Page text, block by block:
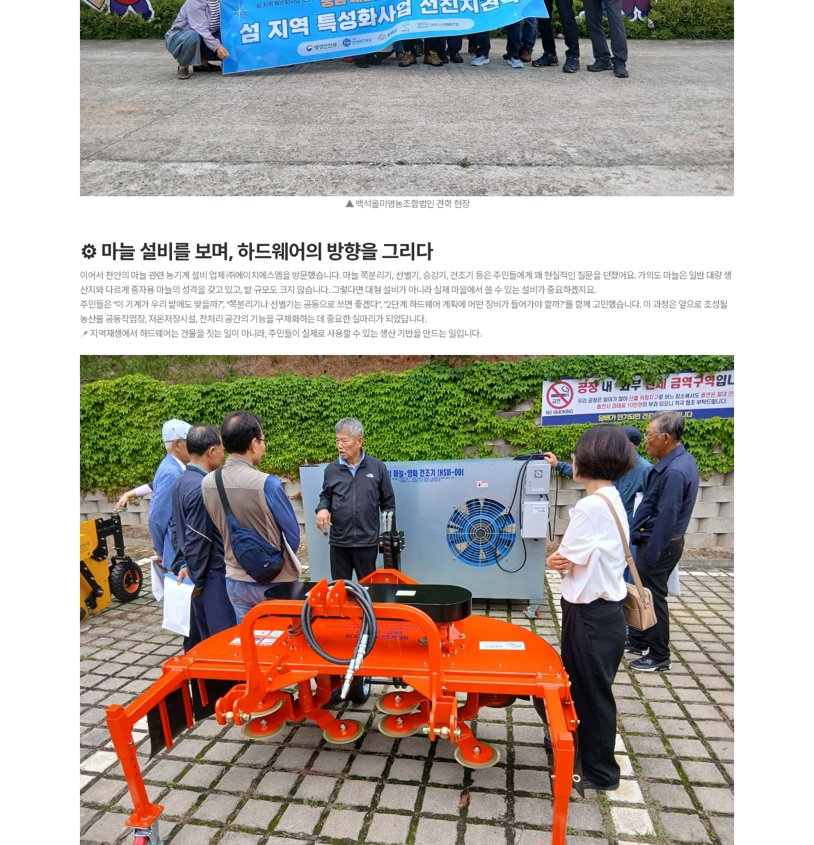
▲ 백석올미영농조합법인 견학 현장
⚙️ 마늘 설비를 보며, 하드웨어의 방향을 그리다
이어서 천안의 마늘 관련 농기계 설비 업체 ㈜에이치에스엠을 방문했습니다. 마늘 쪽분리기, 선별기, 승강기, 건조기 등은 주민들에게 꽤 현실적인 질문을 던졌어요. 가의도 마늘은 일반 대량 생
산지와 다르게 종자용 마늘의 성격을 갖고 있고, 밭 규모도 크지 않습니다. 그렇다면 대형 설비가 아니라 실제 마을에서 쓸 수 있는 설비가 중요하겠지요.
주민들은 “이 기계가 우리 밭에도 맞을까?”, “쪽분리기나 선별기는 공동으로 쓰면 좋겠다”, “2단계 하드웨어 계획에 어떤 장비가 들어가야 할까?”를 함께 고민했습니다. 이 과정은 앞으로 조성될
농산물 공동작업장, 저온저장시설, 전처리 공간의 기능을 구체화하는 데 중요한 실마리가 되었답니다.
📌 지역재생에서 하드웨어는 건물을 짓는 일이 아니라, 주민들이 실제로 사용할 수 있는 생산 기반을 만드는 일입니다.